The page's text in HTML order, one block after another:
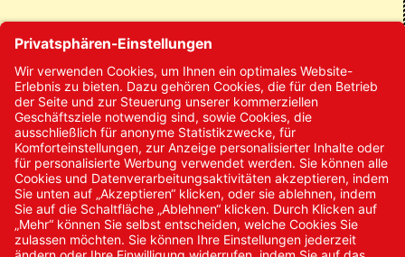
Kontakt
Kontakt/Anfrage
Neukundenanmeldung
Kennwort vergessen
Bestellungen